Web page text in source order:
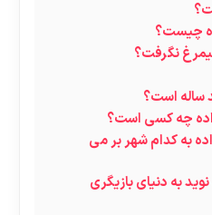
چیست؟
نگرفت؟
ساله است؟
چه کسی است؟
به کدام شهر بر می
به دنیای بازیگری